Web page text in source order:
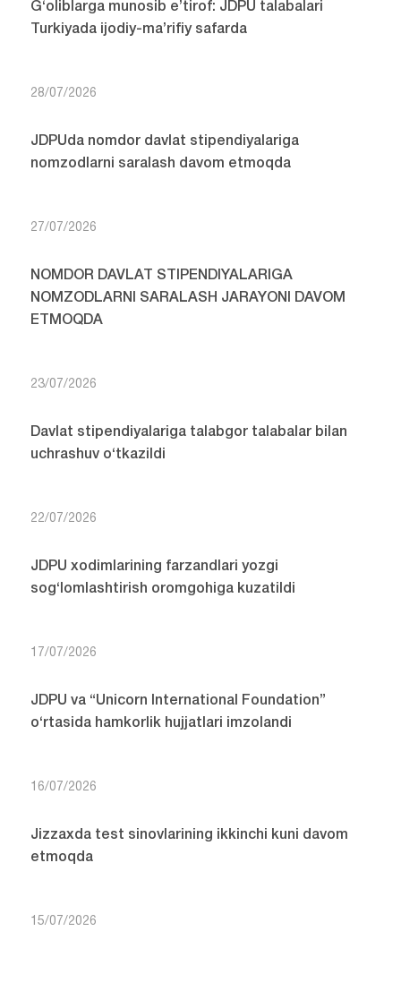
G‘oliblarga munosib e’tirof: JDPU talabalari
Turkiyada ijodiy-ma’rifiy safarda
28/07/2026
JDPUda nomdor davlat stipendiyalariga
nomzodlarni saralash davom etmoqda
27/07/2026
NOMDOR DAVLAT STIPENDIYALARIGA
NOMZODLARNI SARALASH JARAYONI DAVOM
ETMOQDA
23/07/2026
Davlat stipendiyalariga talabgor talabalar bilan
uchrashuv o‘tkazildi
22/07/2026
JDPU xodimlarining farzandlari yozgi
sog‘lomlashtirish oromgohiga kuzatildi
17/07/2026
JDPU va “Unicorn International Foundation”
o‘rtasida hamkorlik hujjatlari imzolandi
16/07/2026
Jizzaxda test sinovlarining ikkinchi kuni davom
etmoqda
15/07/2026